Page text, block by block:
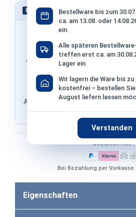
Bestellware bis zum
ca. am 13.08. oder
ein.
Alle späteren
treffen erst ca. am
Lager ein.
Wir lagern die Ware bis
kostenfrei – bestellen
August liefern lassen
Verstanden
EXPRESS Schnell bestellen – ohne
Adresse & Versand werden von
Adresse von Klarna, Versand
Shop
Bezahlen mit
Bei Bezahlung per Vorkasse
Eigenschaften